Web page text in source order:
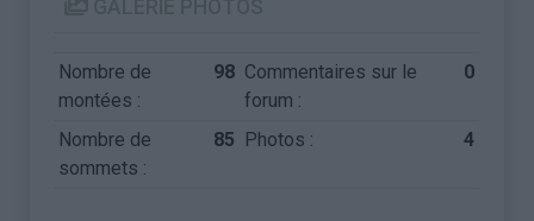
Nombre de
montées :
98 Commentaires sur le
forum :
0
Nombre de
sommets :
85 Photos : 4